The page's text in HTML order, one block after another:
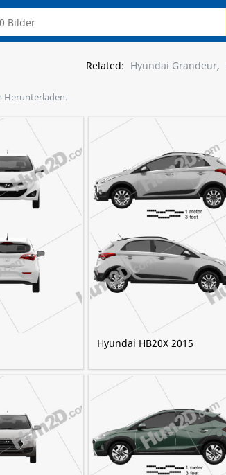
Related: Hyundai Grandeur,
Herunterladen.
Hyundai HB20X 2015